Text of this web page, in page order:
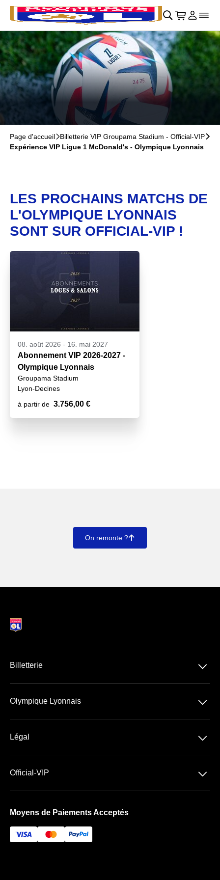
Retour au menu principal􀄫
􀊫 Cart
􀍩 Se
􀉩􀌇
Page d'accueil􀆊Billetterie VIP Groupama Stadium - Official-VIP􀆊
Expérience VIP Ligue 1 McDonald's - Olympique Lyonnais
LES PROCHAINS MATCHS DE
L'OLYMPIQUE LYONNAIS
SONT SUR OFFICIAL-VIP !
08. août 2026 - 16. mai 2027
Abonnement VIP 2026-2027 -
Olympique Lyonnais
Groupama Stadium
Lyon-Decines
à partir de 3.756,00 €
On remonte ?􀄨
Billetterie 􀆈
Olympique Lyonnais
􀆈
Légal 􀆈
Official-VIP 􀆈
Foire aux questions
Moyens de Paiements Acceptés